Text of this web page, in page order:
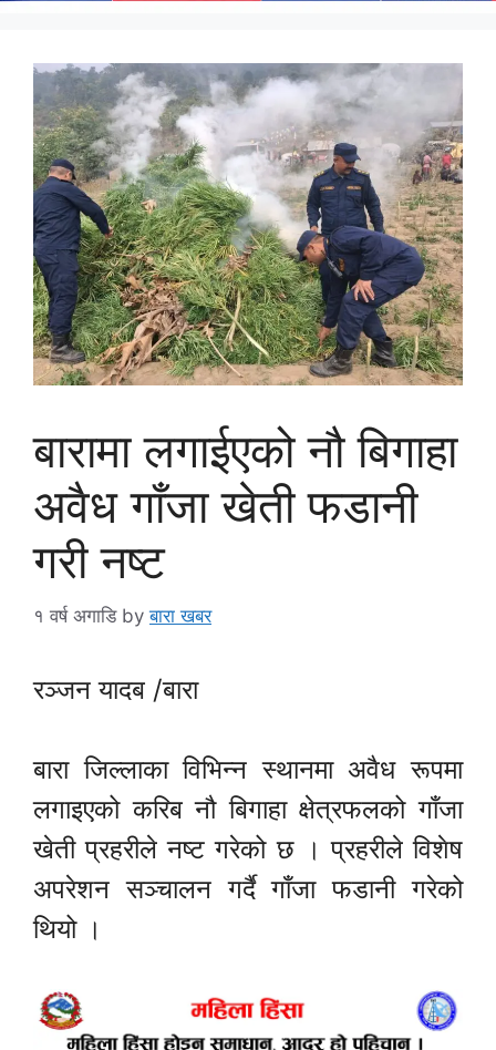
बारामा लगाईएको नौ बिगाहा
अवैध गाँजा खेती फडानी
गरी नष्ट
१ वर्ष अगाडि byबारा खबर
रञ्जन यादब /बारा
बारा जिल्लाका विभिन्न स्थानमा अवैध रूपमा
लगाइएको करिब नौ बिगाहा क्षेत्रफलको गाँजा
खेती प्रहरीले नष्ट गरेको छ । प्रहरीले विशेष
अपरेशन सञ्चालन गर्दै गाँजा फडानी गरेको
थियो ।